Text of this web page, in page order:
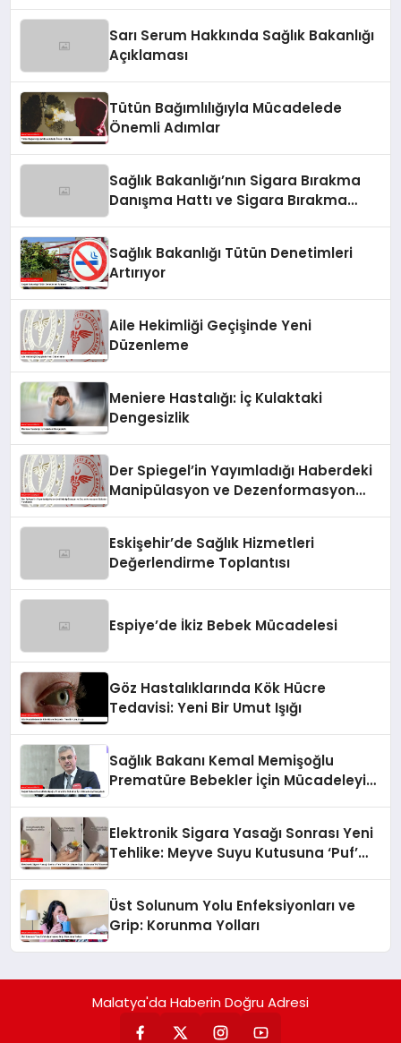
Sarı Serum Hakkında Sağlık Bakanlığı
Açıklaması
Tütün Bağımlılığıyla Mücadelede
Önemli Adımlar
Sağlık Bakanlığı’nın Sigara Bırakma
Danışma Hattı ve Sigara Bırakma
Sağlık Bakanlığı Tütün Denetimleri
Artırıyor
Aile Hekimliği Geçişinde Yeni
Düzenleme
Meniere Hastalığı: İç Kulaktaki
Dengesizlik
Der Spiegel’in Yayımladığı Haberdeki
Manipülasyon ve Dezenformasyon
Eskişehir’de Sağlık Hizmetleri
Değerlendirme Toplantısı
Espiye’de İkiz Bebek Mücadelesi
Göz Hastalıklarında Kök Hücre
Tedavisi: Yeni Bir Umut Işığı
Sağlık Bakanı Kemal Memişoğlu
Prematüre Bebekler İçin Mücadeleyi
Elektronik Sigara Yasağı Sonrası Yeni
Tehlike: Meyve Suyu Kutusuna ‘Puf’
Üst Solunum Yolu Enfeksiyonları ve
Grip: Korunma Yolları
Malatya'da Haberin Doğru Adresi